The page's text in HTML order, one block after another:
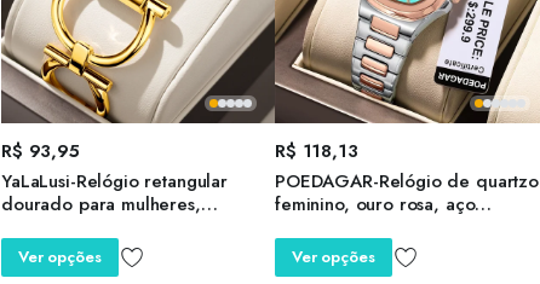
R$ 93,95
YaLaLusi-Relógio retangular
dourado para mulheres,
esqueleto simples, íon
chapeamento, regulador de
Ver opções
R$ 118,13
POEDAGAR-Relógio de quartzo
feminino, ouro rosa, aço
luminosa, marca de luxo,
relógios femininos
Ver opções